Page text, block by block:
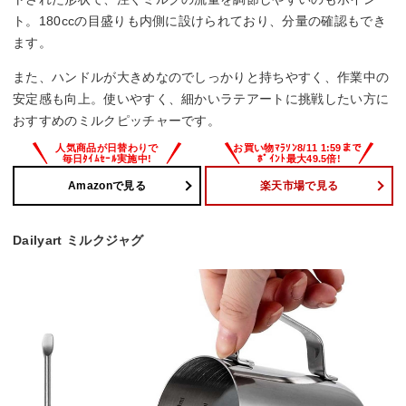
ト。180ccの目盛りも内側に設けられており、分量の確認もでき
ます。
また、ハンドルが大きめなのでしっかりと持ちやすく、作業中の
安定感も向上。使いやすく、細かいラテアートに挑戦したい方に
おすすめのミルクピッチャーです。
Amazonで見る 楽天市場で見る
Dailyart ミルクジャグ